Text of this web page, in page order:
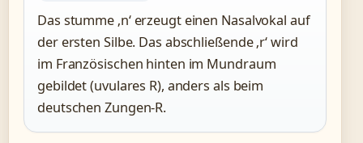
Das stumme ‚n‘ erzeugt einen Nasalvokal auf
der ersten Silbe. Das abschließende ‚r‘ wird
im Französischen hinten im Mundraum
gebildet (uvulares R), anders als beim
deutschen Zungen-R.